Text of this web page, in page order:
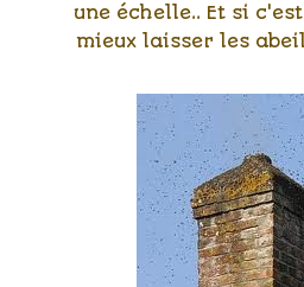
une échelle.. Et si
mieux laisser les